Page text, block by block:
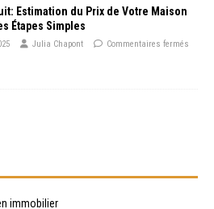
Estimation du Prix de Votre Maison
Étapes Simples
Julia Chapont Commentaires fermés
immobilier